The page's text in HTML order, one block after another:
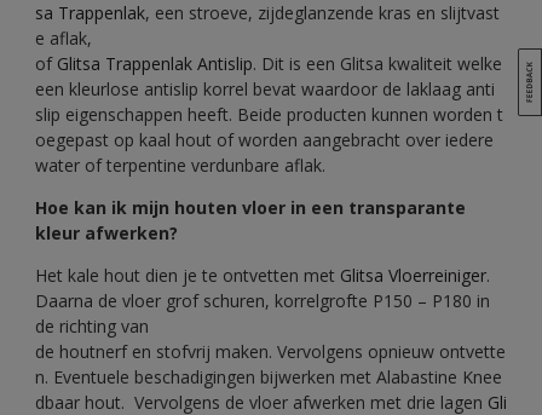
sa Trappenlak, een stroeve, zijdeglanzende kras en slijtvast
e aflak,
of Glitsa Trappenlak Antislip. Dit is een Glitsa kwaliteit welke
een kleurlose antislip korrel bevat waardoor de laklaag anti
slip eigenschappen heeft. Beide producten kunnen worden t
oegepast op kaal hout of worden aangebracht over iedere
water of terpentine verdunbare aflak.
Hoe kan ik mijn houten vloer in een transparante
kleur afwerken?
Het kale hout dien je te ontvetten met Glitsa Vloerreiniger.
Daarna de vloer grof schuren, korrelgrofte P150 – P180 in
de richting van
de houtnerf en stofvrij maken. Vervolgens opnieuw ontvette
n. Eventuele beschadigingen bijwerken met Alabastine Knee
dbaar hout. Vervolgens de vloer afwerken met drie lagen Gli